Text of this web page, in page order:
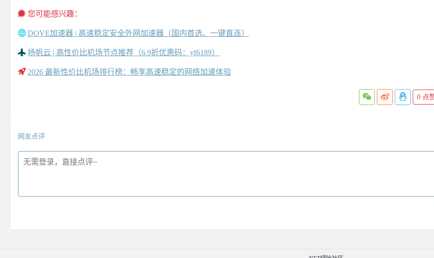
您可能感兴趣：
DOVE加速器 | 高速稳定安全外网加速器（国内首选、一键直连）
扬帆云 | 高性价比机场节点推荐（6.9折优惠码：yf6189）
2026 最新性价比机场排行榜：畅享高速稳定的网络加速体验
0 点
网友点评